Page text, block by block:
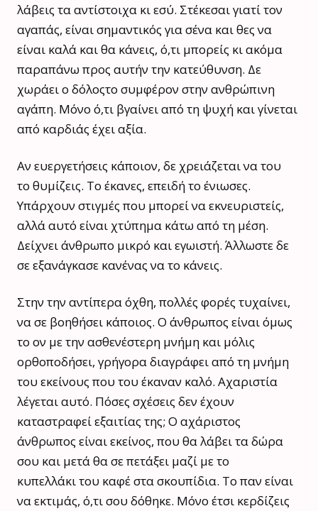
λάβεις τα αντίστοιχα κι εσύ. Στέκεσαι γιατί τον
αγαπάς, είναι σημαντικός για σένα και θες να
είναι καλά και θα κάνεις, ό,τι μπορείς κι ακόμα
παραπάνω προς αυτήν την κατεύθυνση. Δε
χωράει ο δόλοςτο συμφέρον στην ανθρώπινη
αγάπη. Μόνο ό,τι βγαίνει από τη ψυχή και γίνεται
από καρδιάς έχει αξία.
Αν ευεργετήσεις κάποιον, δε χρειάζεται να του
το θυμίζεις. Το έκανες, επειδή το ένιωσες.
Υπάρχουν στιγμές που μπορεί να εκνευριστείς,
αλλά αυτό είναι χτύπημα κάτω από τη μέση.
Δείχνει άνθρωπο μικρό και εγωιστή. Άλλωστε δε
σε εξανάγκασε κανένας να το κάνεις.
Στην την αντίπερα όχθη, πολλές φορές τυχαίνει,
να σε βοηθήσει κάποιος. Ο άνθρωπος είναι όμως
το ον με την ασθενέστερη μνήμη και μόλις
ορθοποδήσει, γρήγορα διαγράφει από τη μνήμη
του εκείνους που του έκαναν καλό. Αχαριστία
λέγεται αυτό. Πόσες σχέσεις δεν έχουν
καταστραφεί εξαιτίας της; Ο αχάριστος
άνθρωπος είναι εκείνος, που θα λάβει τα δώρα
σου και μετά θα σε πετάξει μαζί με το
κυπελλάκι του καφέ στα σκουπίδια. Το παν είναι
να εκτιμάς, ό,τι σου δόθηκε. Μόνο έτσι κερδίζεις